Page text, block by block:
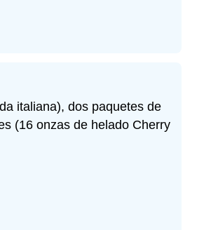
italiana), dos paquetes de
(16 onzas de helado Cherry